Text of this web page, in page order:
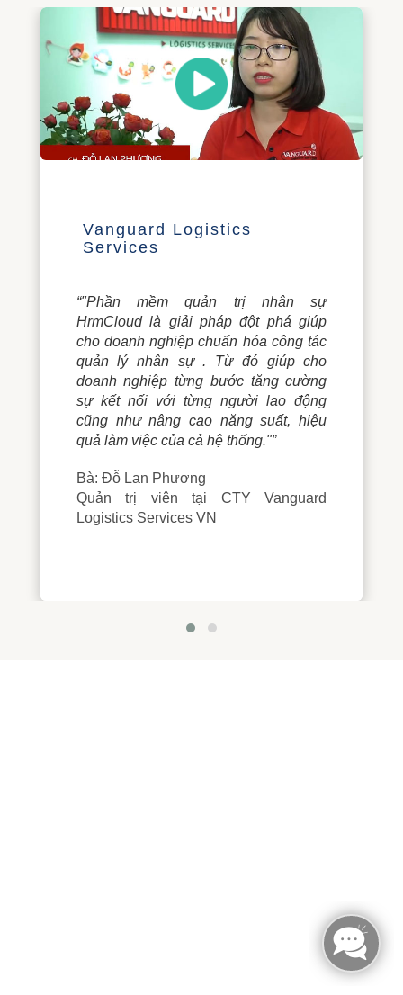
Vanguard Logistics
Services
“"Phần mềm quản trị nhân sự
HrmCloud là giải pháp đột phá giúp
cho doanh nghiệp chuẩn hóa công tác
quản lý nhân sự . Từ đó giúp cho
doanh nghiệp từng bước tăng cường
sự kết nối với từng người lao động
cũng như nâng cao năng suất, hiệu
quả làm việc của cả hệ thống."”
Bà: Đỗ Lan Phương
Quản trị viên tại CTY Vanguard
Logistics Services VN